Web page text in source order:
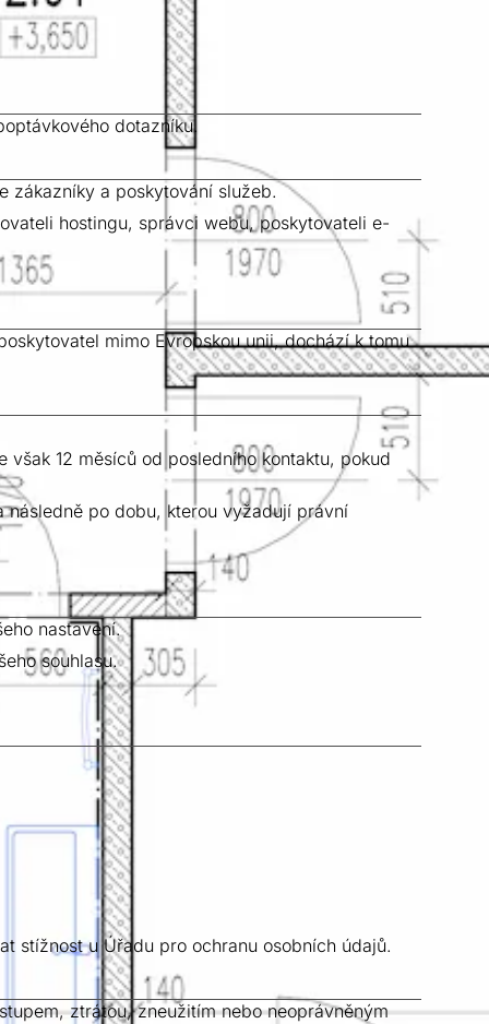
dotazníku.
zákazníky a poskytování služeb.
hostingu, správci webu, poskytovateli e-
mimo Evropskou unii, dochází k tomu
12 měsíců od posledního kontaktu, pokud
po dobu, kterou vyžadují právní
nastavení.
souhlasu.
stížnost u Úřadu pro ochranu osobních údajů.
ztrátou, zneužitím nebo neoprávněným